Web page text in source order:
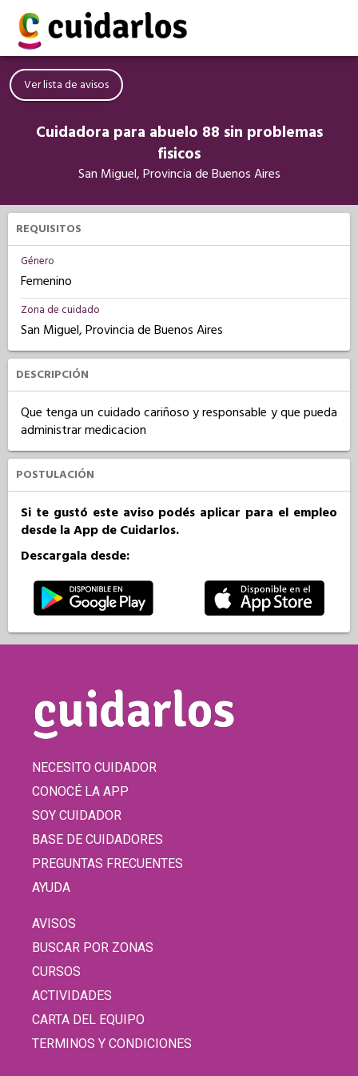
Ver lista de avisos
Cuidadora para abuelo 88 sin problemas
fisicos
San Miguel, Provincia de Buenos Aires
REQUISITOS
Género
Femenino
Zona de cuidado
San Miguel, Provincia de Buenos Aires
DESCRIPCIÓN
Que tenga un cuidado cariñoso y responsable y que pueda
administrar medicacion
POSTULACIÓN
Si te gustó este aviso podés aplicar para el empleo
desde la App de Cuidarlos.
Descargala desde:
NECESITO CUIDADOR
CONOCÉ LA APP
SOY CUIDADOR
BASE DE CUIDADORES
PREGUNTAS FRECUENTES
AYUDA
AVISOS
BUSCAR POR ZONAS
CURSOS
ACTIVIDADES
CARTA DEL EQUIPO
TERMINOS Y CONDICIONES